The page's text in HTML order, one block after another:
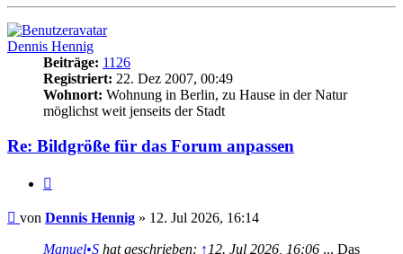
Dennis Hennig
Beiträge: 1126
Registriert: 22. Dez 2007, 00:49
Wohnort: Wohnung in Berlin, zu Hause in der Natur
möglichst weit jenseits der Stadt
Re: Bildgröße für das Forum anpassen
Beitrag
von Dennis Hennig » 12. Jul 2026, 16:14
Manuel•S hat geschrieben: ↑ 12. Jul 2026, 16:06 ... Das